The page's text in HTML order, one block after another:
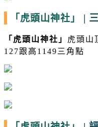
「虎頭山神社」 |
「 虎頭山神社 」 虎頭山
127跟高1149三角點